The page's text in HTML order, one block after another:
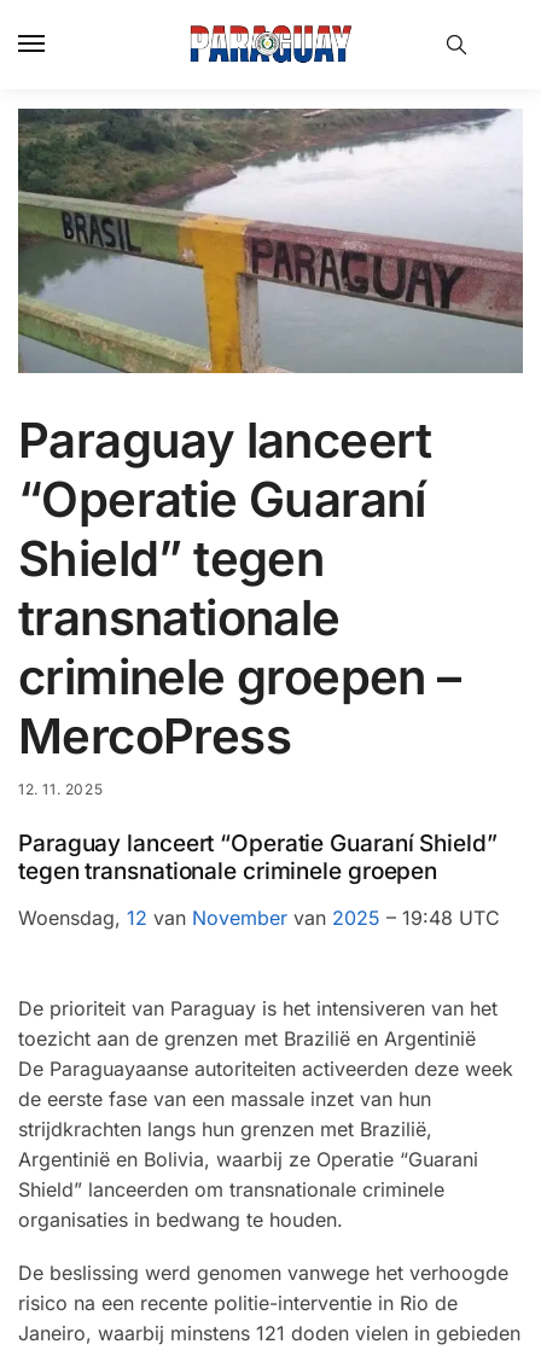
Paraguay lanceert
“Operatie Guaraní
Shield” tegen
transnationale
criminele groepen –
MercoPress
12. 11. 2025
Paraguay lanceert “Operatie Guaraní Shield”
tegen transnationale criminele groepen
Woensdag, 12 van November van 2025 – 19:48 UTC
De prioriteit van Paraguay is het intensiveren van het
toezicht aan de grenzen met Brazilië en Argentinië
De Paraguayaanse autoriteiten activeerden deze week
de eerste fase van een massale inzet van hun
strijdkrachten langs hun grenzen met Brazilië,
Argentinië en Bolivia, waarbij ze Operatie “Guarani
Shield” lanceerden om transnationale criminele
organisaties in bedwang te houden.
De beslissing werd genomen vanwege het verhoogde
risico na een recente politie-interventie in Rio de
Janeiro, waarbij minstens 121 doden vielen in gebieden